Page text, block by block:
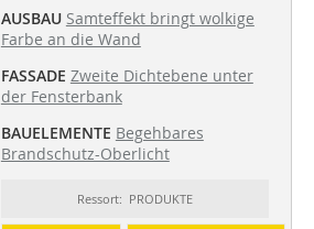
AUSBAU Samteffekt bringt wolkige
Farbe an die Wand
FASSADE Zweite Dichtebene unter
der Fensterbank
BAUELEMENTE Begehbares
Brandschutz-Oberlicht
Ressort: PRODUKTE